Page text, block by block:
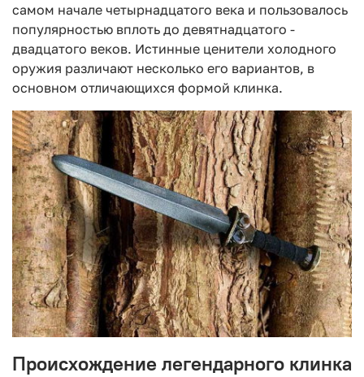
самом начале четырнадцатого века и пользовалось
популярностью вплоть до девятнадцатого -
двадцатого веков. Истинные ценители холодного
оружия различают несколько его вариантов, в
основном отличающихся формой клинка.
Происхождение легендарного клинка